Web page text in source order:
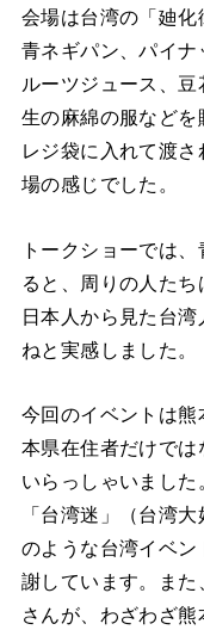
会場は台湾の「廸
青ネギパン、パイ
ルーツジュース、
生の麻綿の服など
レジ袋に入れて渡
場の感じでした。
トークショーでは
ると、周りの人たち
日本人から見た台
ねと実感しました。
今回のイベントは
本県在住者だけで
いらっしゃいました。
「台湾迷」（台湾
のような台湾イベ
謝しています。ま
さんが、わざわざ